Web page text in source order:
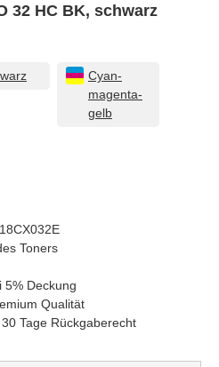
32 HC BK, schwarz
Cyan-
magenta-
gelb
Toners
5% Deckung
Qualität
Tage Rückgaberecht